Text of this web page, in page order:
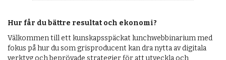
Hur får du bättre resultat och ekonomi?
Välkommen till ett kunskapsspäckat lunchwebbinarium med
fokus på hur du som grisproducent kan dra nytta av digitala
verktyg och beprövade strategier för att utveckla och